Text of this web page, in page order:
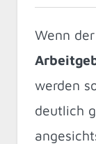
Wenn der
werden
deutlich